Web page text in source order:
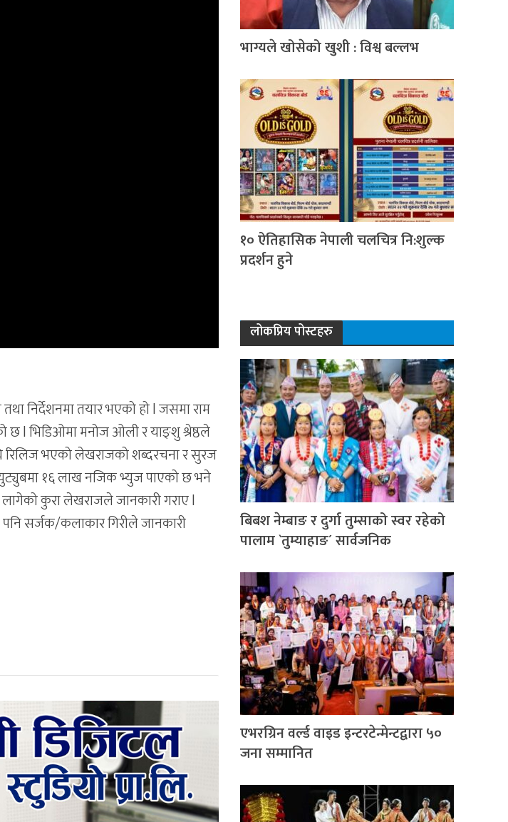
निर्देशनमा तयार भएको हो l जसमा राम
छ l भिडिओमा मनोज ओली र याङ्शु श्रेष्ठले
भएको लेखराजको शब्दरचना र सुरज
१६ लाख नजिक भ्युज पाएको छ भने
लागेको कुरा लेखराजले जानकारी गराए l
पनि सर्जक/कलाकार गिरीले जानकारी
भाग्यले खोसेको खुशी : विश्व बल्लभ
१० ऐतिहासिक नेपाली चलचित्र नि:शुल्क
प्रदर्शन हुने
लोकप्रिय पोस्टहरु
बिबश नेम्बाङ र दुर्गा तुम्साको स्वर रहेको
पालाम `तुम्याहाङ´ सार्वजनिक
एभरग्रिन वर्ल्ड वाइड इन्टरटेन्मेन्टद्वारा ५०
जना सम्मानित